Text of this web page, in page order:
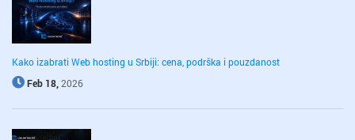
Kako izabrati Web hosting u Srbiji: cena, podrška i pouzdanost
Feb 18, 2026